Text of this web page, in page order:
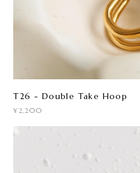
T26 - Double Take Hoop
¥2,200